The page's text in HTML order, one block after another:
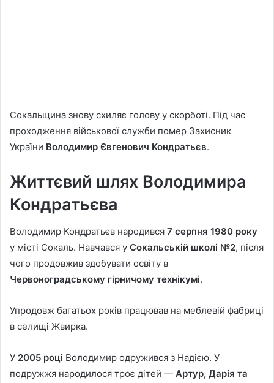
Сокальщина знову схиляє голову у скорботі. Під час
проходження військової служби помер Захисник
України Володимир Євгенович Кондратьєв.
Життєвий шлях Володимира
Кондратьєва
Володимир Кондратьєв народився 7 серпня 1980 року
у місті Сокаль. Навчався у Сокальській школі №2, після
чого продовжив здобувати освіту в
Червоноградському гірничому технікумі.
Упродовж багатьох років працював на меблевій фабриці
в селищі Жвирка.
У 2005 році Володимир одружився з Надією. У
подружжя народилося троє дітей — Артур, Дарія та